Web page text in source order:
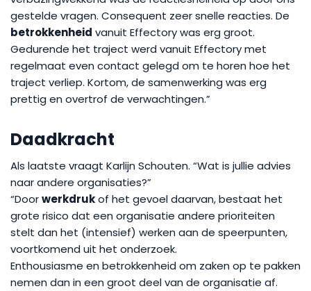
gestelde vragen. Consequent zeer snelle reacties. De
betrokkenheid vanuit Effectory was erg groot.
Gedurende het traject werd vanuit Effectory met
regelmaat even contact gelegd om te horen hoe het
traject verliep. Kortom, de samenwerking was erg
prettig en overtrof de verwachtingen.”
Daadkracht
Als laatste vraagt Karlijn Schouten. “Wat is jullie advies
naar andere organisaties?”
“Doorwerkdrukof het gevoel daarvan, bestaat het
grote risico dat een organisatie andere prioriteiten
stelt dan het (intensief) werken aan de speerpunten,
voortkomend uit het onderzoek.
Enthousiasme en betrokkenheid om zaken op te pakken
nemen dan in een groot deel van de organisatie af.